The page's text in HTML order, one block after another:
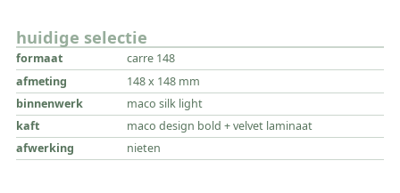
huidige selectie
formaat
carre 148
afmeting
148 x 148 mm
binnenwerk
maco silk light
kaft
maco design bold + velvet laminaat
afwerking
nieten